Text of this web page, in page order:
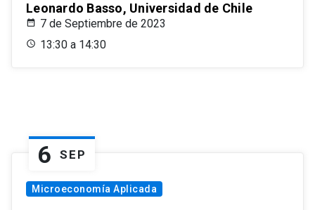
Leonardo Basso, Universidad de Chile
7 de Septiembre de 2023
13:30 a 14:30
6 SEP
Microeconomía Aplicada